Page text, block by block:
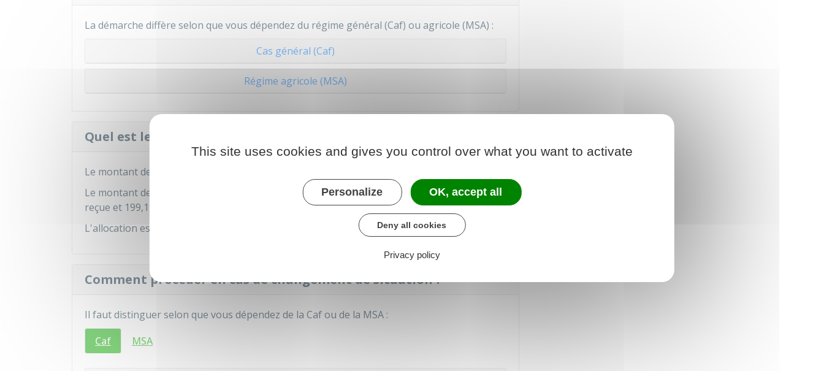
La démarche diffère selon que vous dépendez du régime général (Caf) ou agricole (MSA) :
Cas général (Caf)
Régime agricole (MSA)
Quel est le montant de l'allocation de soutien familial (ASF) ?
Le montant de l'ASF s'élève à
Le montant de l'ASF différentielle est égal à la différence entre le montant de la pension
reçue et 199,19 €
L'allocation est due à compter du mois suivant la séparation des parents.
Comment procéder en cas de changement de situation ?
Il faut distinguer selon que vous dépendez de la Cafou de la MSA :
Caf
MSA
This site uses cookies and gives you control over what you want to activate
Personalize OK, accept all
Deny all cookies
Privacy policy